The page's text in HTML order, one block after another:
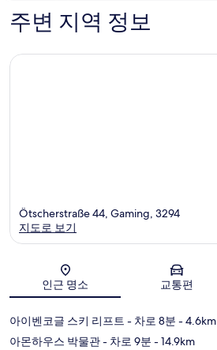
주변 지역 정보
지도
Ötscherstraße 44, Gaming, 3294
지도로 보기
인근 명소 교통편
아이벤코글 스키 리프트 - 차로 8분 - 4.6km
아몬하우스 박물관- 차로 9분 - 14.9km